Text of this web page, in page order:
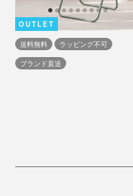
OUTLET
送料無料
ラッピング不可
ブランド直送